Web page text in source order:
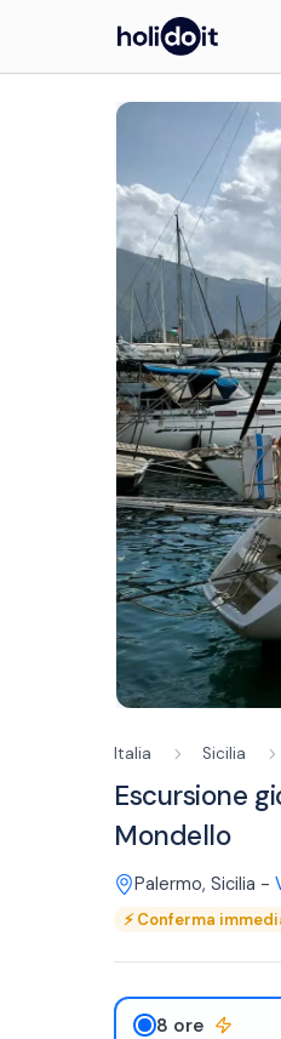
Italia Sicilia
Escursione
Mondello
Palermo, Sicilia -
⚡Conferma
8 ore